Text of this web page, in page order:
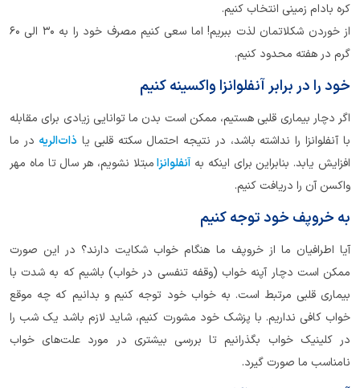
کره بادام زمینی انتخاب کنیم.
از خوردن شکلاتمان لذت ببریم! اما سعی کنیم مصرف خود را به 30 الی 60
گرم در هفته محدود کنیم.
خود را در برابر آنفلوانزا واکسینه کنیم
اگر دچار بیماری قلبی هستیم، ممکن است بدن ما توانایی زیادی برای مقابله
با آنفلوانزا را نداشته باشد، در نتیجه احتمال سکته قلبی یا ذات‌الریه در ما
افزایش یابد. بنابراین برای اینکه به آنفلوانزا مبتلا نشویم، هر سال تا ماه مهر
واکسن آن را دریافت کنیم.
به خروپف خود توجه کنیم
آیا اطرافیان ما از خروپف ما هنگام خواب شکایت دارند؟ در این صورت
ممکن است دچار آپنه خواب (وقفه تنفسی در خواب) باشیم که به شدت با
بیماری قلبی مرتبط است. به خواب خود توجه کنیم و بدانیم که چه موقع
خواب کافی نداریم. با پزشک خود مشورت کنیم، شاید لازم باشد یک شب را
در کلینیک خواب بگذرانیم تا بررسی بیشتری در مورد علت‌های خواب
نامناسب ما صورت گیرد.